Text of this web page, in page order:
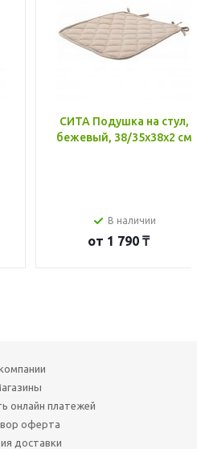
СИТА Подушка на стул,
бежевый, 38/35x38x2 см
В наличии
от 1 790 ₸
онлайн платежей
оферта
доставки